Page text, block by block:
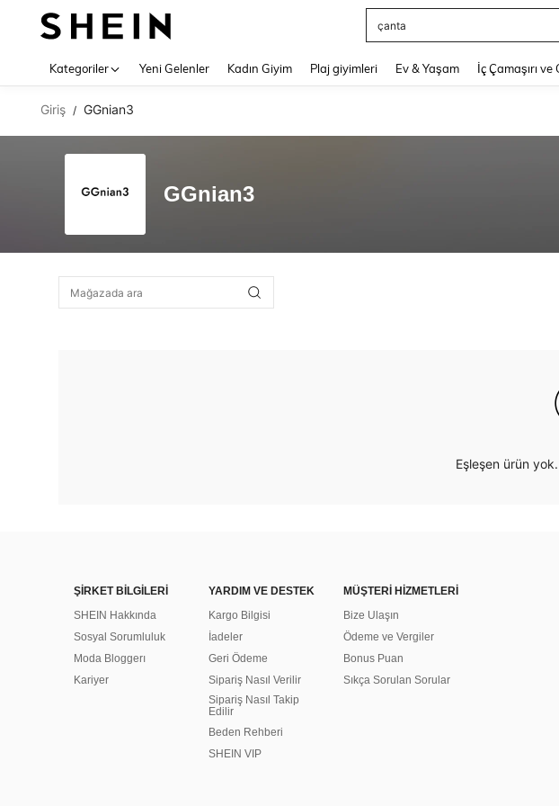
çanta
Kategoriler Yeni Gelenler Kadın Giyim Plaj giyimleri Ev & Yaşam İç Çamaşırı ve
Giriş / GGnian3
GGnian3
Eşleşen ürün
ŞİRKET BİLGİLERİ
SHEIN Hakkında
Sosyal Sorumluluk
Moda Bloggerı
Kariyer
YARDIM VE DESTEK
Kargo Bilgisi
İadeler
Geri Ödeme
Sipariş Nasıl Verilir
Sipariş Nasıl Takip
Edilir
Beden Rehberi
SHEIN VIP
MÜŞTERİ HİZMETLERİ
Bize Ulaşın
Ödeme ve Vergiler
Bonus Puan
Sıkça Sorulan Sorular